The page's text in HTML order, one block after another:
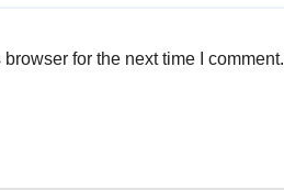
for the next time I comment.